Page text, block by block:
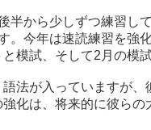
から少しずつ練習し
今年は速読練習を強
模試、そして2月の模
法が入っていますが
化は、将来的に彼らの